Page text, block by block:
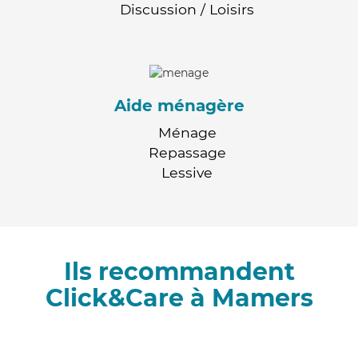
Discussion / Loisirs
Aide ménagère
Ménage
Repassage
Lessive
Ils recommandent
Click&Care à Mamers